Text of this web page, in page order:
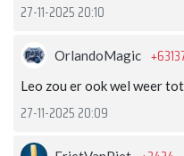
27-11-2025 20:10
OrlandoMagic
Leo zou er ook wel weer
27-11-2025 20:09